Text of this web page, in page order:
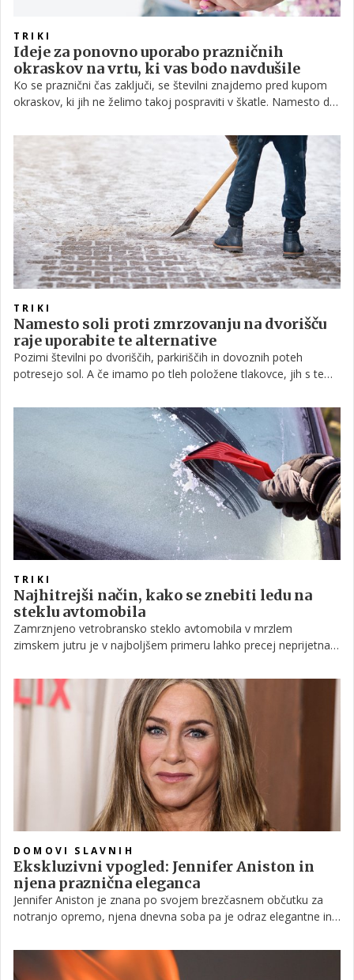
TRIKI
Ideje za ponovno uporabo prazničnih
okraskov na vrtu, ki vas bodo navdušile
Ko se praznični čas zaključi, se številni znajdemo pred kupom
okraskov, ki jih ne želimo takoj pospraviti v škatle. Namesto da
jih lahko spremenimo v uporabne ali dekorativne elemente na
TRIKI
Namesto soli proti zmrzovanju na dvorišču
raje uporabite te alternative
Pozimi številni po dvoriščih, parkiriščih in dovoznih poteh
potresejo sol. A če imamo po tleh položene tlakovce, jih s tem
škodljiva.
TRIKI
Najhitrejši način, kako se znebiti ledu na
steklu avtomobila
Zamrznjeno vetrobransko steklo avtomobila v mrzlem
zimskem jutru je v najboljšem primeru lahko precej neprijetna
katero se boste ledene obloge na steklu svojega avtomobila
znebili brez posebnega truda.
DOMOVI SLAVNIH
Ekskluzivni vpogled: Jennifer Aniston in
njena praznična eleganca
Jennifer Aniston je znana po svojem brezčasnem občutku za
notranjo opremo, njena dnevna soba pa je odraz elegantne in
toplino in vabljivost, kjer se prepletata prefinjen mid-century
modern slog in pristna domačnost. Vsak detajl deluje